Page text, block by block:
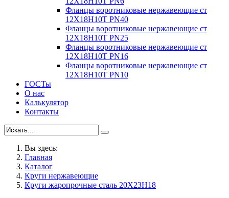
Фланцы воротниковые нержавеющие ст
12Х18Н10Т PN40
Фланцы воротниковые нержавеющие ст
12Х18Н10Т PN25
Фланцы воротниковые нержавеющие ст
12Х18Н10Т PN16
Фланцы воротниковые нержавеющие ст
12Х18Н10Т PN10
ГОСТы
О нас
Калькулятор
Контакты
Вы здесь:
Главная
Каталог
Круги нержавеющие
Круги жаропрочные сталь 20Х23Н18